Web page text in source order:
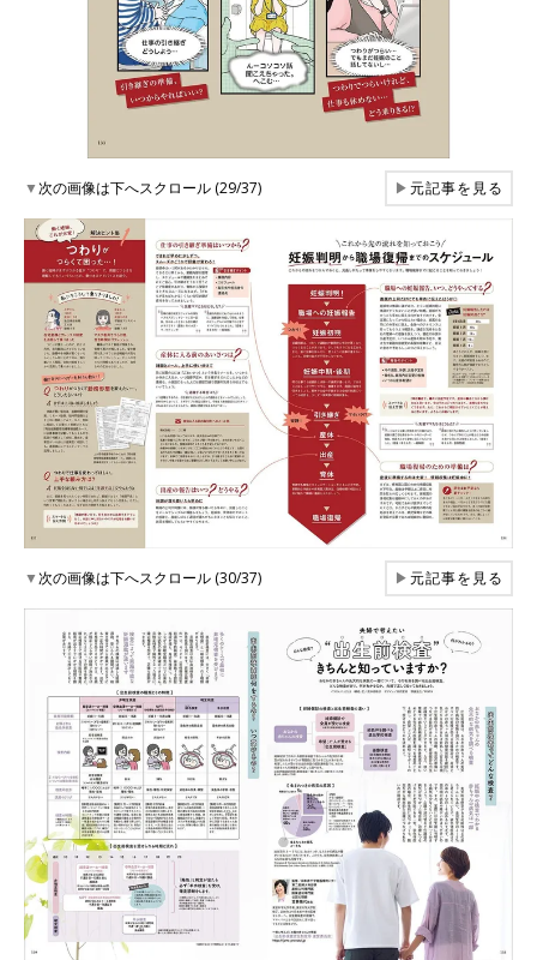
▼次の画像は下へスクロール (29/37) ▶元記事を見る
▼次の画像は下へスクロール (30/37) ▶元記事を見る